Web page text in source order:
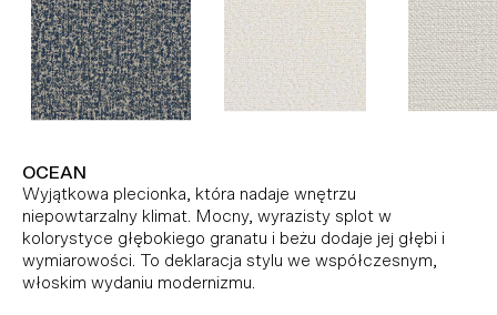
OCEAN
Wyjątkowa plecionka, która nadaje wnętrzu
niepowtarzalny klimat. Mocny, wyrazisty splot w
kolorystyce głębokiego granatu i beżu dodaje jej głębi i
wymiarowości. To deklaracja stylu we współczesnym,
włoskim wydaniu modernizmu.